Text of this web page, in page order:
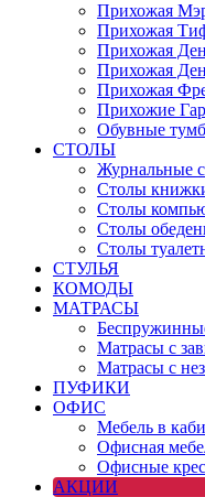
Прихожая
Прихожая
Прихожая
Прихожая
Прихожая
Прихожие
Обувные
СТОЛЫ
Журнальные
Столы
Столы
Столы
Столы
СТУЛЬЯ
КОМОДЫ
МАТРАСЫ
Матрасы с
Матрасы с
ПУФИКИ
ОФИС
Мебель в
Офисная
Офисные
АКЦИИ